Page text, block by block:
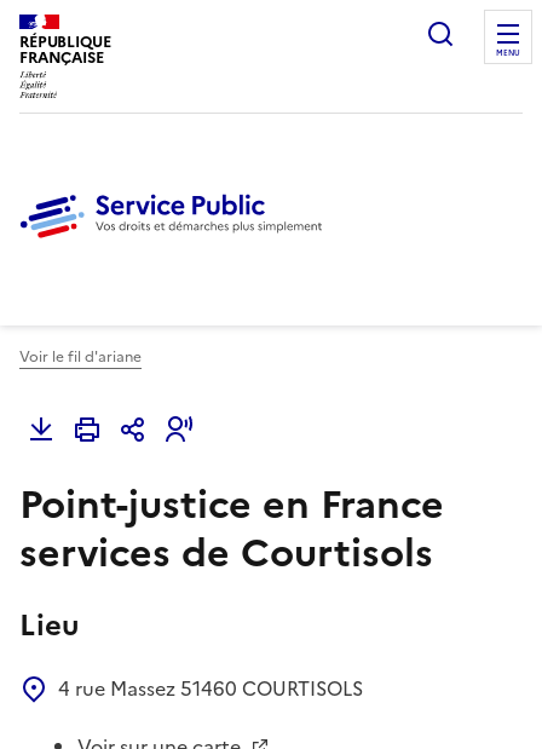
RÉPUBLIQUE
FRANÇAISE
Ouvrir
MENU
Voir le fil d'ariane
Point-justice en France
services de Courtisols
Lieu
4 rue Massez 51460 COURTISOLS